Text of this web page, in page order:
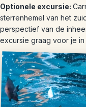
Optionele excursie:
sterrenhemel van het
perspectief van de
excursie graag voor je